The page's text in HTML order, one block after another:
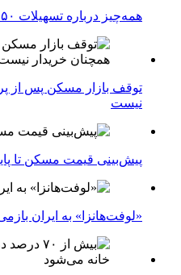
همه‌چیز درباره تسهیلات ۸۵۰ میلیونی
توقف بازار مسکن پس از
نیست
پیش‌بینی قیمت مسکن تا پایان
«لوفت‌هانزا» به ایران